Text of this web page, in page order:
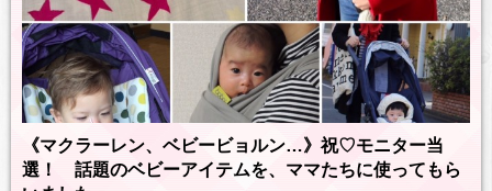
《マクラーレン、ベビービョルン…》祝♡モニター当
選！ 話題のベビーアイテムを、ママたちに使ってもら